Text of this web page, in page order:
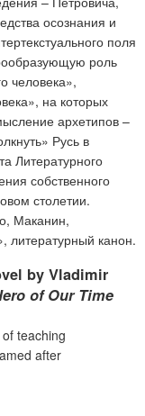
осознания и
поля
роль
человека»,
на которых
архетипов –
Русь в
Литературного
собственного
столетии.
Маканин,
литературный канон.
by Vladimir
of Our Time
teaching
after